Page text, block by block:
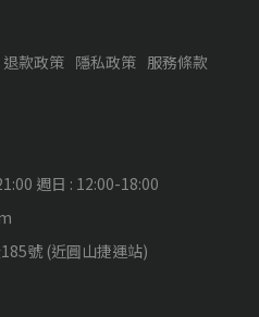
退款政策 隱私政策 服務條款
週日 : 12:00-18:00
號 (近圓山捷運站)